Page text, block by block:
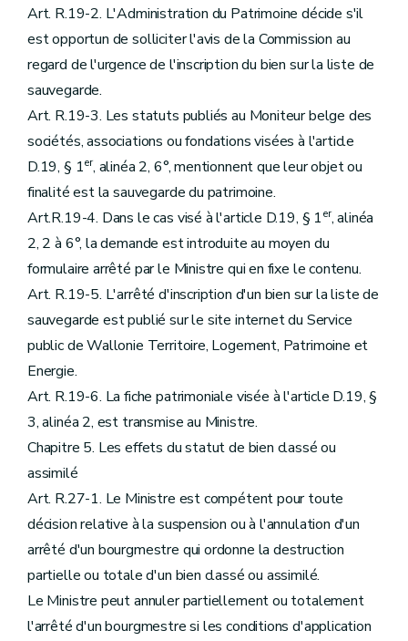
Art. R.19-2. L'Administration du Patrimoine décide s'il
est opportun de solliciter l'avis de la Commission au
regard de l'urgence de l'inscription du bien sur la liste de
sauvegarde.
Art. R.19-3. Les statuts publiés au Moniteur belge des
sociétés, associations ou fondations visées à l'article
D.19, § 1er, alinéa 2, 6°, mentionnent que leur objet ou
finalité est la sauvegarde du patrimoine.
Art.R.19-4. Dans le cas visé à l'article D.19, § 1er, alinéa
2, 2 à 6°, la demande est introduite au moyen du
formulaire arrêté par le Ministre qui en fixe le contenu.
Art. R.19-5. L'arrêté d'inscription d'un bien sur la liste de
sauvegarde est publié sur le site internet du Service
public de Wallonie Territoire, Logement, Patrimoine et
Energie.
Art. R.19-6. La fiche patrimoniale visée à l'article D.19, §
3, alinéa 2, est transmise au Ministre.
Chapitre 5. Les effets du statut de bien classé ou
assimilé
Art. R.27-1. Le Ministre est compétent pour toute
décision relative à la suspension ou à l'annulation d'un
arrêté d'un bourgmestre qui ordonne la destruction
partielle ou totale d'un bien classé ou assimilé.
Le Ministre peut annuler partiellement ou totalement
l'arrêté d'un bourgmestre si les conditions d'application